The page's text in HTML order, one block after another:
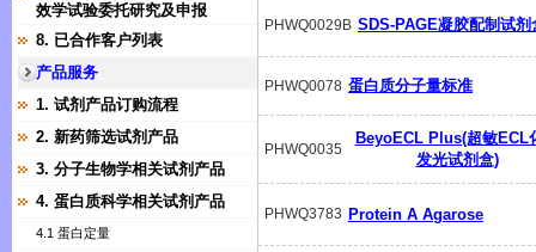
效学试验委托研究及申报
8. 已合作客户列表
产品服务
1. 试剂产品订购流程
2. 新药筛选试剂产品
3. 分子生物学相关试剂产品
4. 蛋白质科学相关试剂产品
4.1 蛋白定量
PHWQ0029B SDS-PAGE凝胶配制试剂
PHWQ0078 蛋白质分子量标准
PHWQ0035
BeyoECL Plus(超敏ECL
发光试剂盒)
PHWQ3783 Protein A Agarose